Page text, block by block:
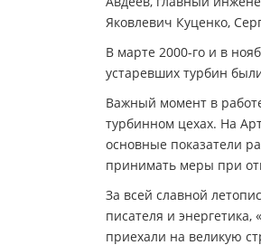
Яковлевич Куценко,
В марте 2000-го и в
устаревших турбин
Важный момент в
турбинном цехах. На
основные показатели
принимать меры при
За всей славной
писателя и
приехали на великую